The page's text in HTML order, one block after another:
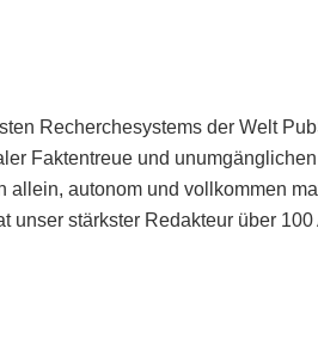
Recherchesystems der Welt
Faktentreue und
autonom und vollkommen
stärkster Redakteur über